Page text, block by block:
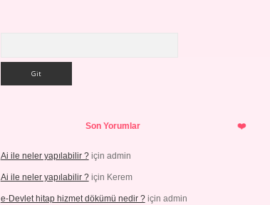
Son Yorumlar
Ai ile neler yapılabilir ?için admin
Ai ile neler yapılabilir ?için Kerem
e-Devlet hitap hizmet dökümü nedir ?için admin